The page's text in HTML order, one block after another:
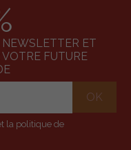
ET
VOTRE FUTURE
la politique de